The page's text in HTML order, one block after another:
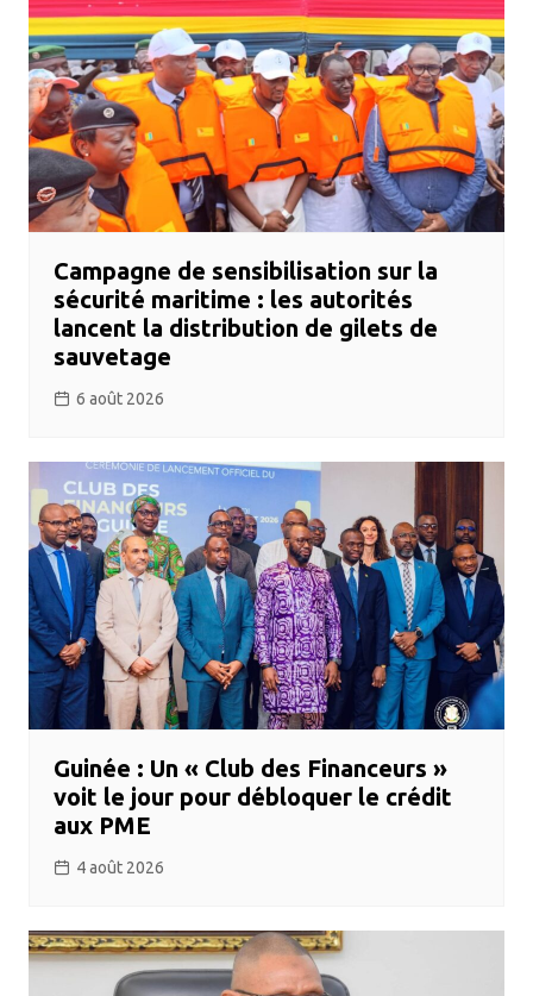
Campagne de sensibilisation sur la
sécurité maritime : les autorités
lancent la distribution de gilets de
sauvetage
6 août 2026
Guinée : Un « Club des Financeurs »
voit le jour pour débloquer le crédit
aux PME
4 août 2026